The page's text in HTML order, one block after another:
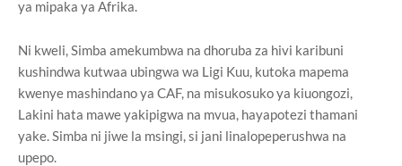
ya mipaka ya Afrika.
Ni kweli, Simba amekumbwa na dhoruba za hivi karibuni
kushindwa kutwaa ubingwa wa Ligi Kuu, kutoka mapema
kwenye mashindano ya CAF, na misukosuko ya kiuongozi,
Lakini hata mawe yakipigwa na mvua, hayapotezi thamani
yake. Simba ni jiwe la msingi, si jani linalopeperushwa na
upepo.